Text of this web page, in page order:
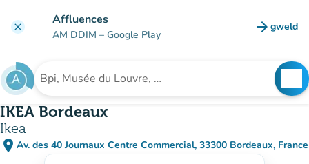
clear Affluences
AM DDIM – Google Play arrow_forward gweld
(tab
Chwilio am sefydliad
IKEA Bordeaux
Ikea
place Av. des 40 Journaux Centre Commercial, 33300 Bordeaux, France
(agor yn Google Maps)
(tab newydd)